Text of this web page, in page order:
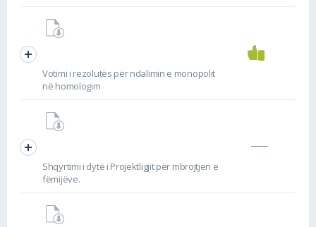
Votimi i rezolutës për ndalimin e monopolit
në homologim
Shqyrtimi i dytë i Projektligjit për mbrojtjen e
fëmijëve.